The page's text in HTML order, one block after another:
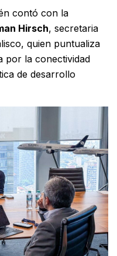
contó con la
Hirsch, secretaria
quien puntualiza
por la conectividad
de desarrollo